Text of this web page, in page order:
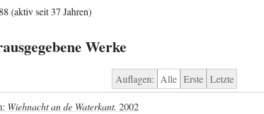
(aktiv seit 37 Jahren)
Werke
Auflagen: Alle Erste Letzte
Wiehnacht an de Waterkant. 2002